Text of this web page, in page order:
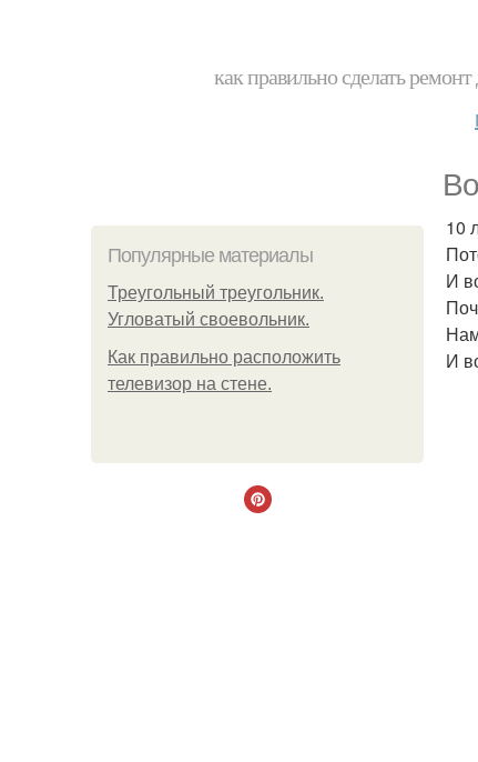
как правильно сделать
Популярные материалы
Треугольный треугольник.
Угловатый своевольник.
Как правильно расположить
телевизор на стене.
10
И
И